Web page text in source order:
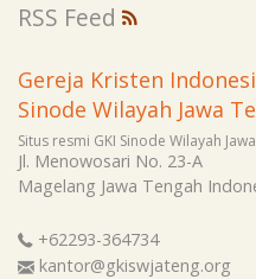
RSS Feed
Gereja Kristen
Sinode Wilayah Jawa
Situs resmi GKI Sinode Wilayah
Jl. Menowosari No. 23-A
Magelang Jawa Tengah
+62293-364734
kantor@gkiswjateng.org